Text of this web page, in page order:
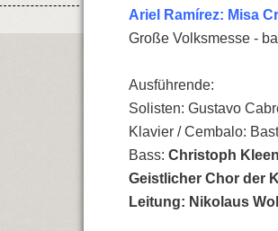
Ariel Ramírez: Misa
Große Volksmesse -
Ausführende:
Solisten: Gustavo
Klavier / Cembalo:
Bass: Christoph
Geistlicher Chor der
Leitung: Nikolaus